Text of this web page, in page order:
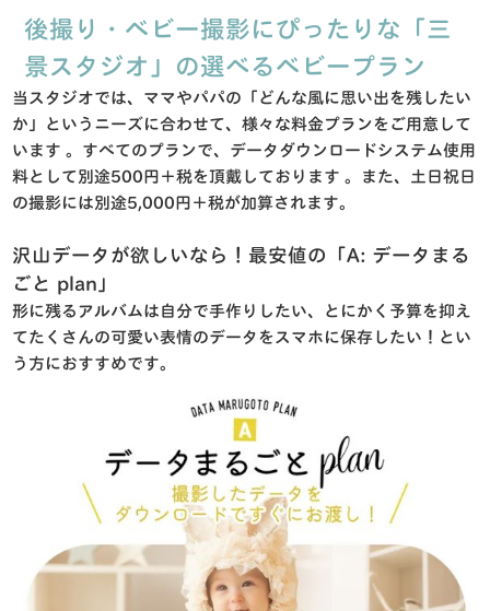
後撮り・ベビー撮影にぴったりな「三
景スタジオ」の選べるベビープラン
当スタジオでは、ママやパパの「どんな風に思い出を残したい
か」というニーズに合わせて、様々な料金プランをご用意して
います 。すべてのプランで、データダウンロードシステム使用
料として別途500円＋税を頂戴しております 。また、土日祝日
の撮影には別途5,000円＋税が加算されます。
沢山データが欲しいなら！最安値の「A: データまる
ごと plan」
形に残るアルバムは自分で手作りしたい、とにかく予算を抑え
てたくさんの可愛い表情のデータをスマホに保存したい！とい
う方におすすめです。